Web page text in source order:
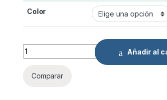
Color
QiYi Valk 3 Elite M 3x3 quantity
Añadir al
Comparar